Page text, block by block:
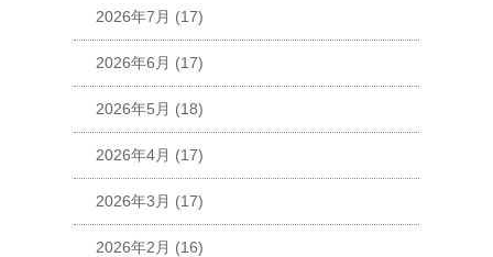
2026年7月 (17)
2026年6月 (17)
2026年5月 (18)
2026年4月 (17)
2026年3月 (17)
2026年2月 (16)